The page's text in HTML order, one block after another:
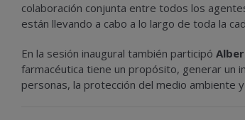
colaboración conjunta entre todos los
están llevando a cabo a lo largo de toda la
En la sesión inaugural también participó
farmacéutica tiene un propósito, generar un
personas, la protección del medio ambiente